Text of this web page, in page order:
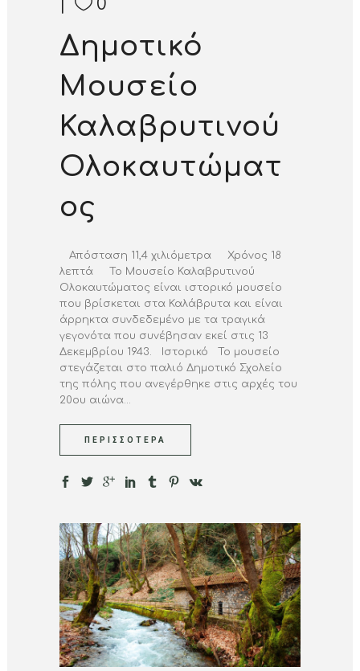
Δημοτικό
Μουσείο
Καλαβρυτινού
Ολοκαυτώματ
ος
Απόσταση 11,4 χιλιόμετρα Χρόνος 18
λεπτά Το Μουσείο Καλαβρυτινού
Ολοκαυτώματος είναι ιστορικό μουσείο
που βρίσκεται στα Καλάβρυτα και είναι
άρρηκτα συνδεδεμένο με τα τραγικά
γεγονότα που συνέβησαν εκεί στις 13
Δεκεμβρίου 1943. Ιστορικό Το μουσείο
στεγάζεται στο παλιό Δημοτικό Σχολείο
της πόλης που ανεγέρθηκε στις αρχές του
20ου αιώνα...
ΠΕΡΙΣΣΌΤΕΡΑ